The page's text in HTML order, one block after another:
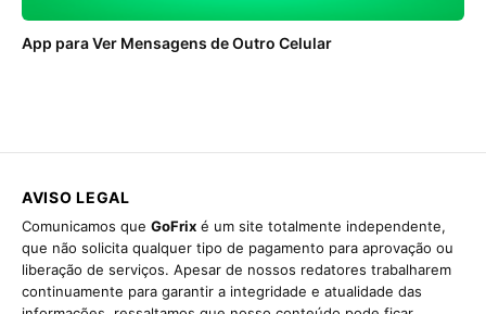
App para Ver Mensagens de Outro Celular
AVISO LEGAL
Comunicamos que GoFrix é um site totalmente independente,
que não solicita qualquer tipo de pagamento para aprovação ou
liberação de serviços. Apesar de nossos redatores trabalharem
continuamente para garantir a integridade e atualidade das